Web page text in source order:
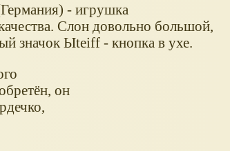
- игрушка
Слон довольно большой,
значок Ыteiff - кнопка в ухе.
он